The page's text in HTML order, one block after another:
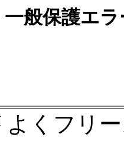
般保護エラ
よくフリ